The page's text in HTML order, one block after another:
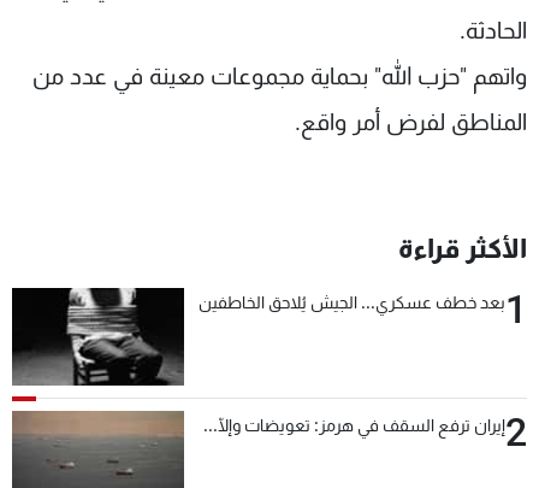
الحادثة.
واتهم "حزب الله" بحماية مجموعات معينة في عدد من
المناطق لفرض أمر واقع.
الأكثر قراءة
1بعد خطف عسكري... الجيش يُلاحق الخاطفين
2إيران ترفع السقف في هرمز: تعويضات وإلّا...